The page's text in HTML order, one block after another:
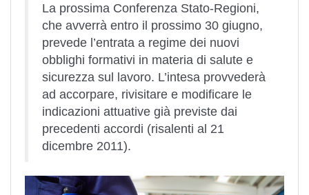
La prossima Conferenza Stato-Regioni,
che avverrà entro il prossimo 30 giugno,
prevede l’entrata a regime dei nuovi
obblighi formativi in materia di salute e
sicurezza sul lavoro. L’intesa provvederà
ad accorpare, rivisitare e modificare le
indicazioni attuative già previste dai
precedenti accordi (risalenti al 21
dicembre 2011).